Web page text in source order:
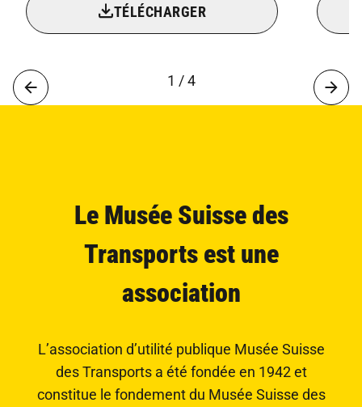
TÉLÉCHARGER
1 / 4
Le Musée Suisse des
Transports est une
association
L’association d’utilité publique Musée Suisse
des Transports a été fondée en 1942 et
constitue le fondement du Musée Suisse des